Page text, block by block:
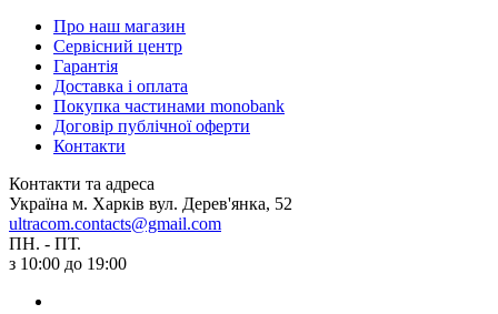
Про наш магазин
Сервісний центр
Гарантія
Доставка і оплата
Покупка частинами monobank
Договір публічної оферти
Контакти
Контакти та адреса
Україна м. Харків вул. Дерев'янка, 52
ultracom.contacts@gmail.com
ПН. - ПТ.
з 10:00 до 19:00